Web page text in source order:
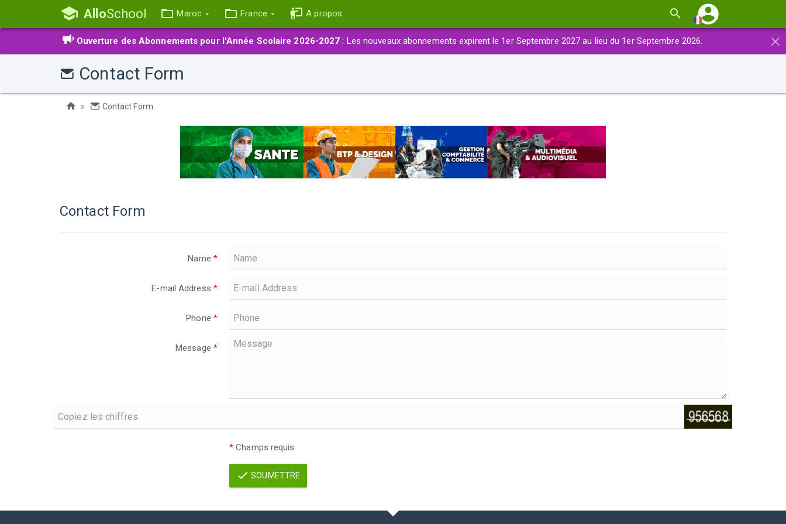
AlloSchool Maroc France A propos
×
Ouverture des Abonnements pour l'Année Scolaire 2026-2027 : Les nouveaux abonnements expirent le 1er Septembre 2027 au lieu du 1er Septembre 2026.
Contact Form
Contact Form
Contact Form
Name *
E-mail Address *
Phone *
Message *
* Champs requis
SOUMETTRE